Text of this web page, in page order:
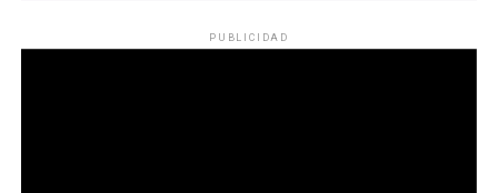
PUBLICIDAD